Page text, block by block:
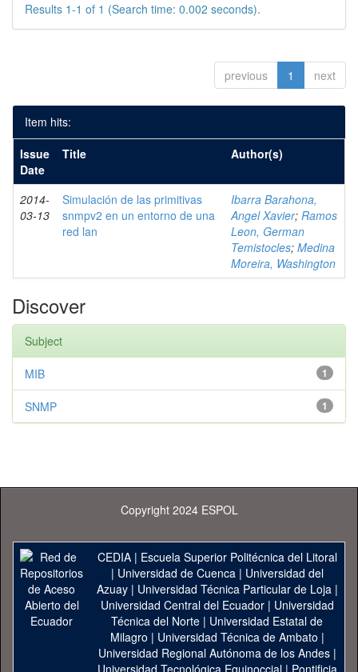
Results 1-1 of 1 (Search time: 0.002 seconds).
previous 1 next
Item hits:
Issue
Date
Title Author(s)
2014-
03-13
Simulación de las primitivas
snmpv2 en un entorno de una
red lan
Ibarra Barahona,
Angel Xavier; Ramos
Leon, German
Temistocles; Medina
Moreira, Washington
Discover
Subject
1
MIB
1
SNMP
Copyright 2024 ESPOL
CEDIA| Escuela Superior Politécnica del Litoral
| Universidad de Cuenca| Universidad del
Azuay| Universidad Técnica Particular de Loja|
Universidad Central del Ecuador| Universidad
Técnica del Norte | Universidad Estatal de
Milagro | Universidad Técnica de Ambato |
Universidad Regional Autónoma de los Andes|
Universidad Tecnológica Equinoccial| Pontificia